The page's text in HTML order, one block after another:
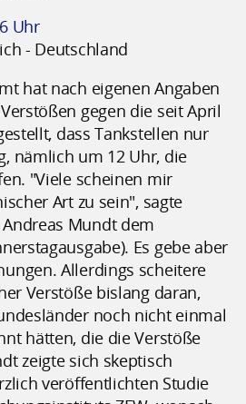
Uhr
- Deutschland
hat nach eigenen Angaben
gegen die seit April
dass Tankstellen nur
nämlich um 12 Uhr, die
"Viele scheinen mir
Art zu sein", sagte
Mundt dem
Es gebe aber
Allerdings scheitere
Verstöße bislang daran,
noch nicht einmal
hätten, die die Verstöße
zeigte sich skeptisch
veröffentlichten Studie